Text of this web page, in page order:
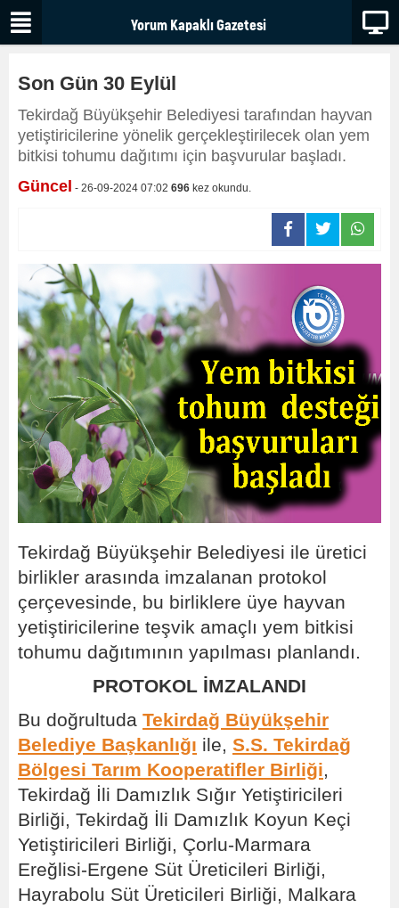
Son Gün 30 Eylül
Tekirdağ Büyükşehir Belediyesi tarafından hayvan
yetiştiricilerine yönelik gerçekleştirilecek olan yem
bitkisi tohumu dağıtımı için başvurular başladı.
Güncel - 26-09-2024 07:02 696 kez okundu.
Tekirdağ Büyükşehir Belediyesi ile üretici
birlikler arasında imzalanan protokol
çerçevesinde, bu birliklere üye hayvan
yetiştiricilerine teşvik amaçlı yem bitkisi
tohumu dağıtımının yapılması planlandı.
PROTOKOL İMZALANDI
Bu doğrultuda Tekirdağ Büyükşehir
Belediye Başkanlığı ile, S.S. Tekirdağ
Bölgesi Tarım Kooperatifler Birliği,
Tekirdağ İli Damızlık Sığır Yetiştiricileri
Birliği, Tekirdağ İli Damızlık Koyun Keçi
Yetiştiricileri Birliği, Çorlu-Marmara
Ereğlisi-Ergene Süt Üreticileri Birliği,
Hayrabolu Süt Üreticileri Birliği, Malkara